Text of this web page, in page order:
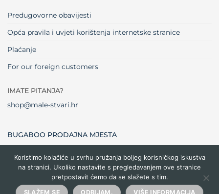
Predugovorne obavijesti
Opća pravila i uvjeti korištenja internetske stranice
Plaćanje
For our foreign customers
IMATE PITANJA?
shop@male-stvari.hr
BUGABOO PRODAJNA MJESTA
Visa MasterCardMaestro Dinners
Club
Credit
Card
Cash
Delivery
Copyright 2026 ©Male stvari
Koristimo kolačiće u svrhu pružanja boljeg korisničkog iskustva
na stranici. Ukoliko nastavite s pregledavanjem ove stranice
pretpostavit ćemo da se slažete s tim.
SLAŽEM SE ODBIJAM. VIŠE INFORMACIJA